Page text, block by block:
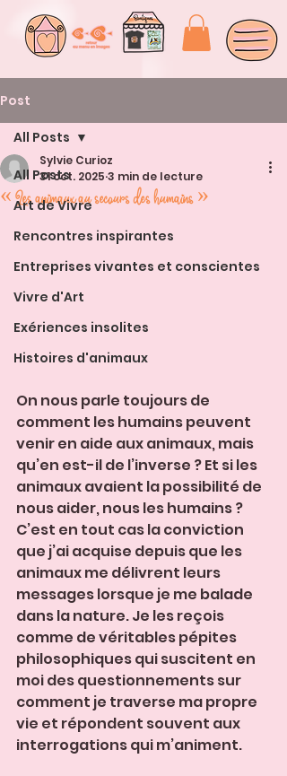
Post
All Posts
Art de Vivre
Rencontres inspirantes
Entreprises vivantes et conscientes
Vivre d'Art
Exériences insolites
Histoires d'animaux
All Posts
« Les animaux au secours des humains »
Sylvie Curioz
31 oct. 2025 3 min de lecture
On nous parle toujours de
comment les humains peuvent
venir en aide aux animaux, mais
qu’en est-il de l’inverse ? Et si les
animaux avaient la possibilité de
nous aider, nous les humains ?
C’est en tout cas la conviction
que j’ai acquise depuis que les
animaux me délivrent leurs
messages lorsque je me balade
dans la nature. Je les reçois
comme de véritables pépites
philosophiques qui suscitent en
moi des questionnements sur
comment je traverse ma propre
vie et répondent souvent aux
interrogations qui m’animent.